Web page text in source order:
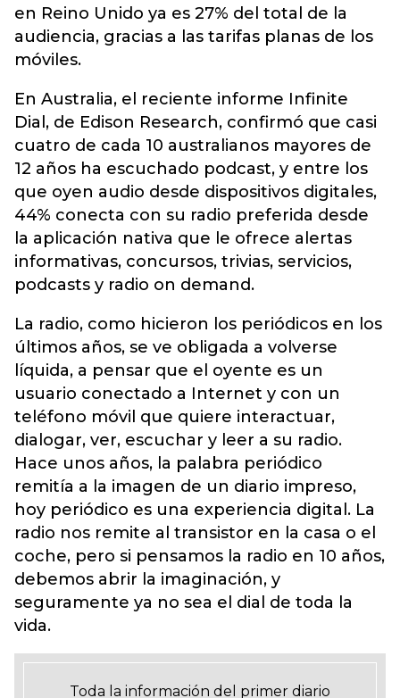
en Reino Unido ya es 27% del total de la
audiencia, gracias a las tarifas planas de los
móviles.
En Australia, el reciente informe Infinite
Dial, de Edison Research, confirmó que casi
cuatro de cada 10 australianos mayores de
12 años ha escuchado podcast, y entre los
que oyen audio desde dispositivos digitales,
44% conecta con su radio preferida desde
la aplicación nativa que le ofrece alertas
informativas, concursos, trivias, servicios,
podcasts y radio on demand.
La radio, como hicieron los periódicos en los
últimos años, se ve obligada a volverse
líquida, a pensar que el oyente es un
usuario conectado a Internet y con un
teléfono móvil que quiere interactuar,
dialogar, ver, escuchar y leer a su radio.
Hace unos años, la palabra periódico
remitía a la imagen de un diario impreso,
hoy periódico es una experiencia digital. La
radio nos remite al transistor en la casa o el
coche, pero si pensamos la radio en 10 años,
debemos abrir la imaginación, y
seguramente ya no sea el dial de toda la
vida.
Toda la información del primer diario